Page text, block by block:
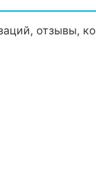
отзывы,